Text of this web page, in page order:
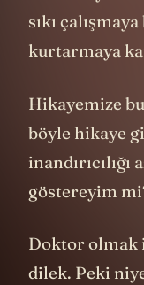
sıkı
kurtarmaya
Hikayemize
böyle hikaye
inandırıcılığı
göstereyim
Doktor olmak
dilek. Peki